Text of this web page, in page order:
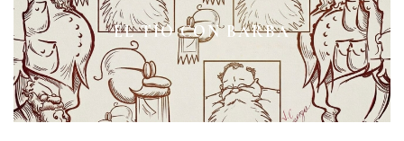
EL TÍO CON BARBA
ENRICO CARUSO EN MÉXICO
MUÑECOS EN EL ESCENARIO DEL
MUNDO